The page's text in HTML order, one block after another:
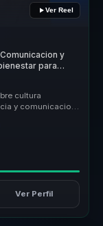
Ver Reel
y
para
cultura
y comunicacion
Ver Perfil